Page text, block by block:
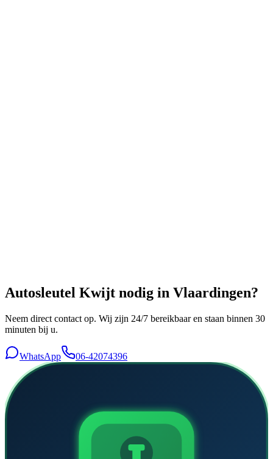
Autosleutel Kwijt nodig in Vlaardingen?
Neem direct contact op. Wij zijn 24/7 bereikbaar en staan binnen 30
minuten bij u.
WhatsApp 06-42074396